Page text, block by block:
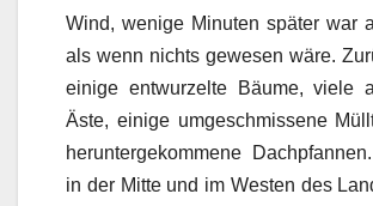
Wind, wenige Minuten später war
als wenn nichts gewesen wäre.
einige entwurzelte Bäume, viele
Äste, einige umgeschmissene
heruntergekommene
in der Mitte und im Westen des